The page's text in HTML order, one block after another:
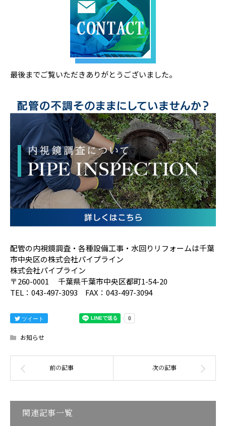
最後までご覧いただきありがとうございました。
配管の内視鏡調査・各種設備工事・水回りリフォームは千葉
市中央区の株式会社パイプライン
株式会社パイプライン
〒260-0001 千葉県千葉市中央区都町1-54-20
TEL：043-497-3093 FAX：043-497-3094
ツイート
お知らせ
関連記事一覧